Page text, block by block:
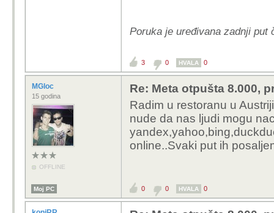
Poruka je uređivana zadnji put
3 0 HVALA 0
MGloc
15 godina
OFFLINE
Re: Meta otpušta 8.000,
Radim u restoranu u
nude da nas ljudi mogu
online..Svaki put ih
Moj PC 0 0 HVALA 0